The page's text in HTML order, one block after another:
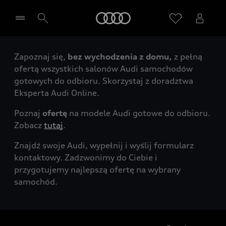
Wybierz Twojego Partnera Audi
Zapoznaj się, bez wychodzenia z domu, z pełną
ofertą wszystkich salonów Audi samochodów
gotowych do odbioru. Skorzystaj z doradztwa
Eksperta Audi Online.
Poznaj ofertę na modele Audi gotowe do odbioru.
Zobacz tutaj.
Znajdź swoje Audi, wypełnij i wyślij formularz
kontaktowy. Zadzwonimy do Ciebie i
przygotujemy najlepszą ofertę na wybrany
samochód.